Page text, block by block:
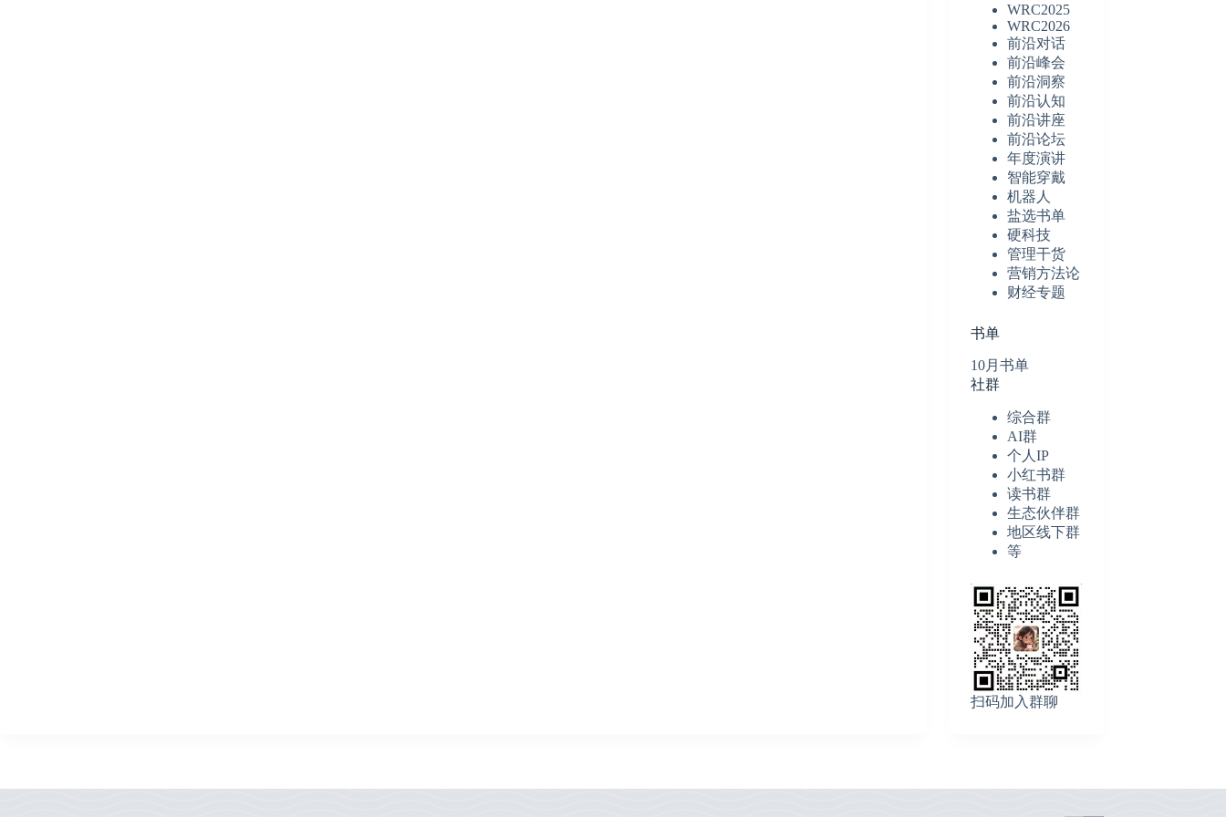
WRC2025
WRC2026
前沿对话
前沿峰会
前沿洞察
前沿认知
前沿讲座
前沿论坛
年度演讲
智能穿戴
机器人
盐选书单
硬科技
管理干货
营销方法论
财经专题
书单
10月书单
社群
综合群
AI群
个人IP
小红书群
读书群
生态伙伴群
地区线下群
等
扫码加入群聊